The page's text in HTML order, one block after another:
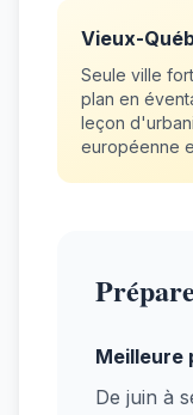
Vieux-
Seule ville
plan en
leçon
européenne
Meilleure
De juin à